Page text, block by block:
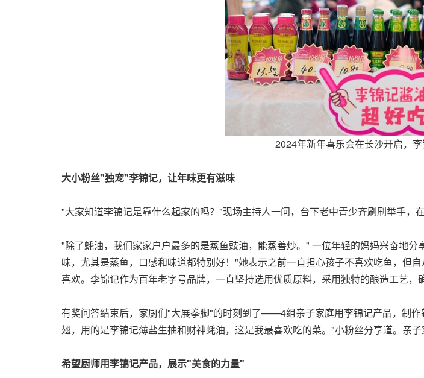
2024年新年喜乐会在长沙开启，
大小粉丝"独宠"李锦记，让年味更有滋味
"大家知道李锦记是靠什么起家的吗？"现场主持人一问，台下老中青少齐刷刷举手，
"除了蚝油，我们家家户户最多的是蒸鱼豉油，能蒸善炒。" 一位年轻的妈妈兴奋地
味，尤其是蒸鱼，口感和味道都特别好！"她表示之前一直担心孩子不喜欢吃鱼，但
喜欢。李锦记作为百年老字号品牌，一直坚持选用优质原料，采用独特的酿造工艺，
有奖问答结束后，家厨们"大展拳脚"的时刻到了——4组亲子家庭用李锦记产品，制
翅，用的是李锦记薄盐生抽和财神蚝油，这是我最喜欢吃的菜。"小粉丝分享道。亲
希望厨师用李锦记产品，展示"美食的力量"